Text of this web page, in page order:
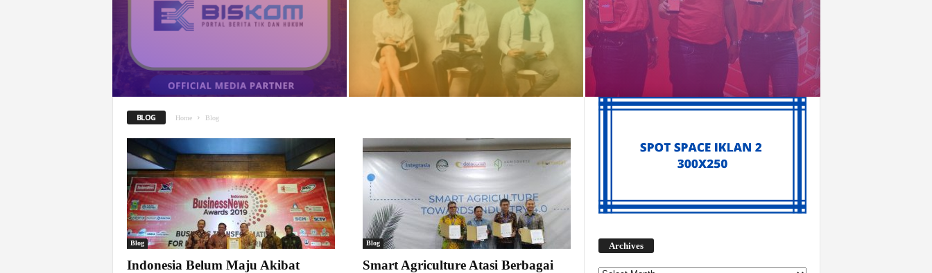
BLOG Home Blog
Blog
Indonesia Belum Maju Akibat
Blog
Smart Agriculture Atasi Berbagai
Archives